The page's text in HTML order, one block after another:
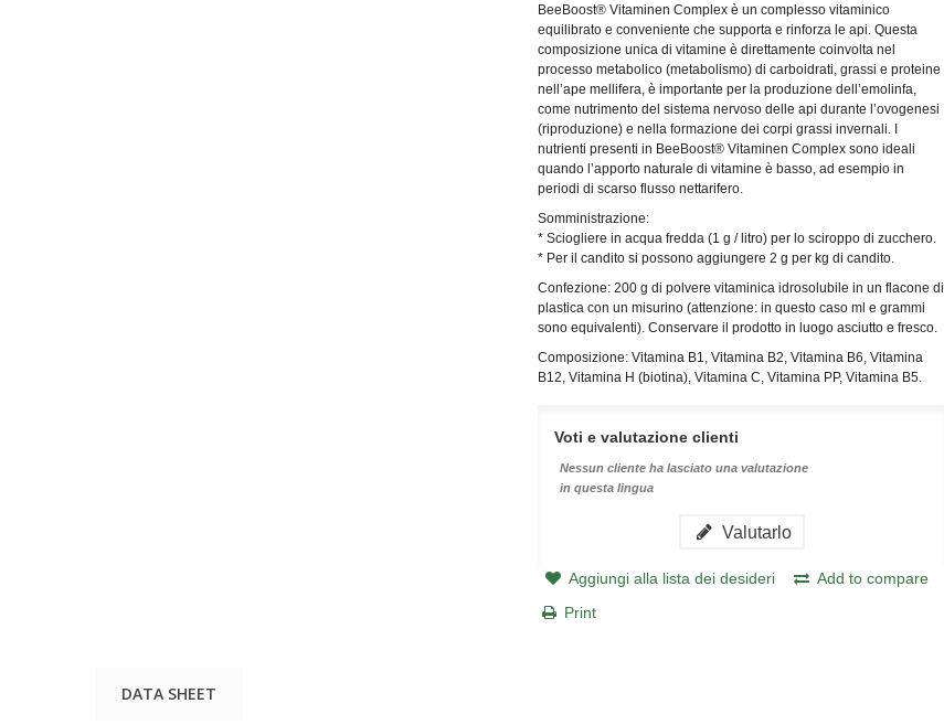
BeeBoost® Vitaminen Complex è un complesso vitaminico
equilibrato e conveniente che supporta e rinforza le api. Questa
composizione unica di vitamine è direttamente coinvolta nel
processo metabolico (metabolismo) di carboidrati, grassi e proteine
nell’ape mellifera, è importante per la produzione dell’emolinfa,
come nutrimento del sistema nervoso delle api durante l’ovogenesi
(riproduzione) e nella formazione dei corpi grassi invernali. I
nutrienti presenti in BeeBoost® Vitaminen Complex sono ideali
quando l’apporto naturale di vitamine è basso, ad esempio in
periodi di scarso flusso nettarifero.
Somministrazione:
* Sciogliere in acqua fredda (1 g / litro) per lo sciroppo di zucchero.
* Per il candito si possono aggiungere 2 g per kg di candito.
Confezione: 200 g di polvere vitaminica idrosolubile in un flacone di
plastica con un misurino (attenzione: in questo caso ml e grammi
sono equivalenti). Conservare il prodotto in luogo asciutto e fresco.
Composizione: Vitamina B1, Vitamina B2, Vitamina B6, Vitamina
B12, Vitamina H (biotina), Vitamina C, Vitamina PP, Vitamina B5.
Voti e valutazione clienti
Nessun cliente ha lasciato una valutazione
in questa lingua
Valutarlo
Aggiungi alla lista dei desideri
Add to compare
Print
DATA SHEET